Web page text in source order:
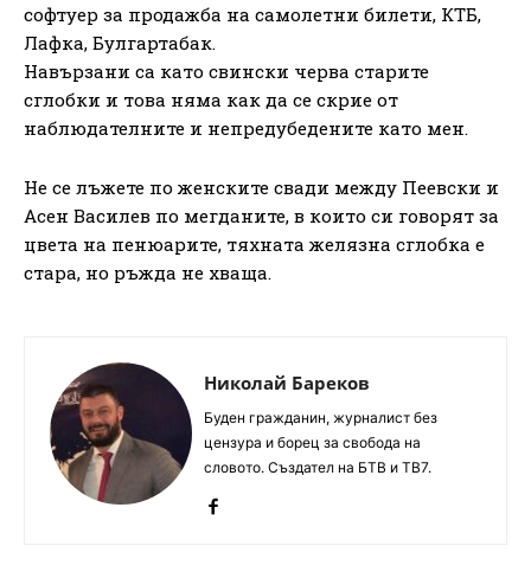
софтуер за продажба на самолетни билети, КТБ,
Лафка, Булгартабак.
Навързани са като свински черва старите
сглобки и това няма как да се скрие от
наблюдателните и непредубедените като мен.
Не се лъжете по женските свади между Пеевски и
Асен Василев по мегданите, в които си говорят за
цвета на пенюарите, тяхната желязна сглобка е
стара, но ръжда не хваща.
Николай Бареков
Буден гражданин, журналист без
цензура и борец за свобода на
словото. Създател на БТВ и ТВ7.